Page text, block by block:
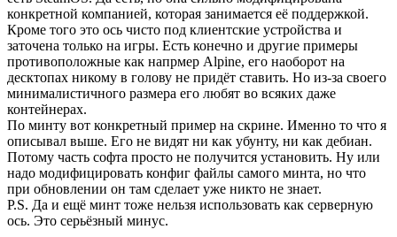
конкретной компанией, которая занимается её поддержкой.
Кроме того это ось чисто под клиентские устройства и
заточена только на игры. Есть конечно и другие примеры
противоположные как напрмер Alpine, его наоборот на
десктопах никому в голову не придёт ставить. Но из-за своего
минималистичного размера его любят во всяких даже
контейнерах.
По минту вот конкретный пример на скрине. Именно то что я
описывал выше. Его не видят ни как убунту, ни как дебиан.
Потому часть софта просто не получится установить. Ну или
надо модифицировать конфиг файлы самого минта, но что
при обновлении он там сделает уже никто не знает.
P.S. Да и ещё минт тоже нельзя использовать как серверную
ось. Это серьёзный минус.